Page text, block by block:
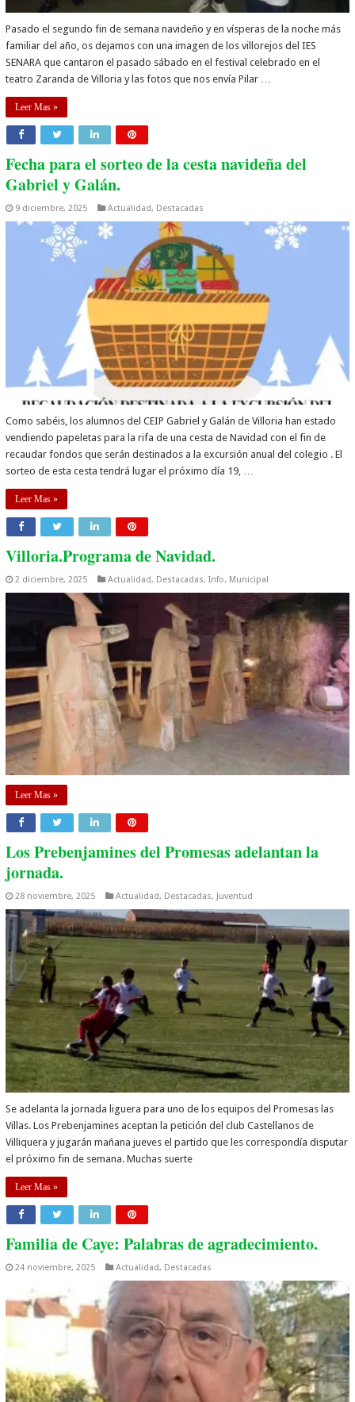
Pasado el segundo fin de semana navideño y en vísperas de la noche más
familiar del año, os dejamos con una imagen de los villorejos del IES
SENARA que cantaron el pasado sábado en el festival celebrado en el
teatro Zaranda de Villoria y las fotos que nos envía Pilar …
Leer Mas »
Fecha para el sorteo de la cesta navideña del
Gabriel y Galán.
9 diciembre, 2025 Actualidad, Destacadas
Como sabéis, los alumnos del CEIP Gabriel y Galán de Villoria han estado
vendiendo papeletas para la rifa de una cesta de Navidad con el fin de
recaudar fondos que serán destinados a la excursión anual del colegio . El
sorteo de esta cesta tendrá lugar el próximo día 19, …
Leer Mas »
Villoria.Programa de Navidad.
2 diciembre, 2025 Actualidad, Destacadas,Info. Municipal
Leer Mas »
Los Prebenjamines del Promesas adelantan la
jornada.
28 noviembre, 2025 Actualidad, Destacadas, Juventud
Se adelanta la jornada liguera para uno de los equipos del Promesas las
Villas. Los Prebenjamines aceptan la petición del club Castellanos de
Villiquera y jugarán mañana jueves el partido que les correspondía disputar
el próximo fin de semana. Muchas suerte
Leer Mas »
Familia de Caye: Palabras de agradecimiento.
24 noviembre, 2025 Actualidad, Destacadas